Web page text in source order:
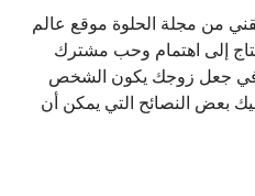
من مجلة الحلوة موقع عالم
إلى اهتمام وحب مشترك
في جعل زوجك يكون الشخص
بعض النصائح التي يمكن أن